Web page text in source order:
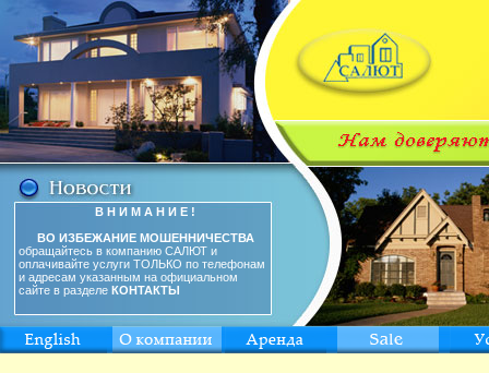
В Н И М А Н И Е !
ВО ИЗБЕЖАНИЕ МОШЕННИЧЕСТВА
обращайтесь в компанию САЛЮТ и
оплачивайте услуги ТОЛЬКО по телефонам
и адресам указанным на официальном
сайте в разделе КОНТАКТЫ